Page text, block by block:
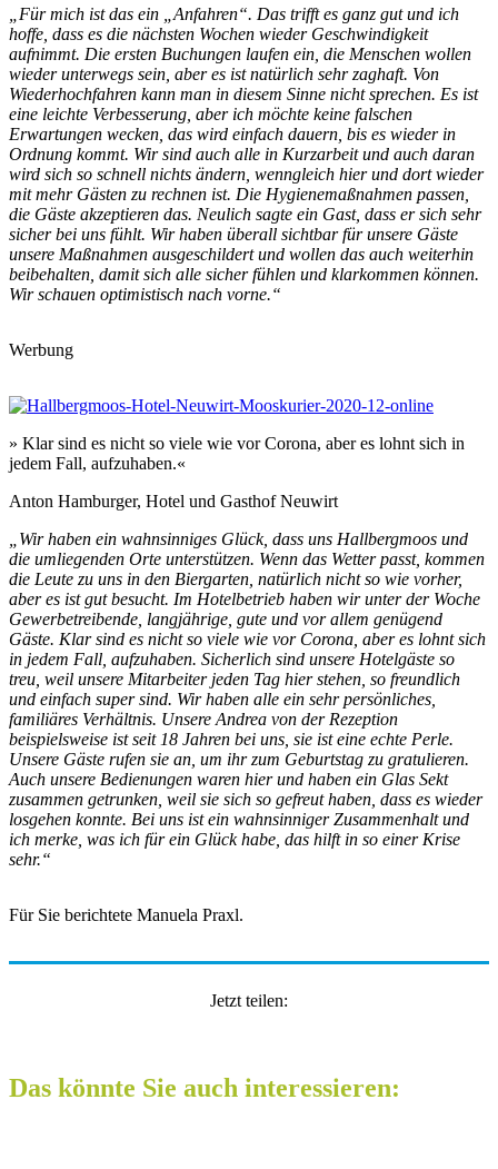
„Für mich ist das ein „Anfahren“. Das trifft es ganz gut und ich
hoffe, dass es die nächsten Wochen wieder Geschwindigkeit
aufnimmt. Die ersten Buchungen laufen ein, die Menschen wollen
wieder unterwegs sein, aber es ist natürlich sehr zaghaft. Von
Wiederhochfahren kann man in diesem Sinne nicht sprechen. Es ist
eine leichte Verbesserung, aber ich möchte keine falschen
Erwartungen wecken, das wird einfach dauern, bis es wieder in
Ordnung kommt. Wir sind auch alle in Kurzarbeit und auch daran
wird sich so schnell nichts ändern, wenngleich hier und dort wieder
mit mehr Gästen zu rechnen ist. Die Hygienemaßnahmen passen,
die Gäste akzeptieren das. Neulich sagte ein Gast, dass er sich sehr
sicher bei uns fühlt. Wir haben überall sichtbar für unsere Gäste
unsere Maßnahmen ausgeschildert und wollen das auch weiterhin
beibehalten, damit sich alle sicher fühlen und klarkommen können.
Wir schauen optimistisch nach vorne.“
Werbung
» Klar sind es nicht so viele wie vor Corona, aber es lohnt sich in
jedem Fall, aufzuhaben.«
Anton Hamburger, Hotel und Gasthof Neuwirt
„Wir haben ein wahnsinniges Glück, dass uns Hallbergmoos und
die umliegenden Orte unterstützen. Wenn das Wetter passt, kommen
die Leute zu uns in den Biergarten, natürlich nicht so wie vorher,
aber es ist gut besucht. Im Hotelbetrieb haben wir unter der Woche
Gewerbetreibende, langjährige, gute und vor allem genügend
Gäste. Klar sind es nicht so viele wie vor Corona, aber es lohnt sich
in jedem Fall, aufzuhaben. Sicherlich sind unsere Hotelgäste so
treu, weil unsere Mitarbeiter jeden Tag hier stehen, so freundlich
und einfach super sind. Wir haben alle ein sehr persönliches,
familiäres Verhältnis. Unsere Andrea von der Rezeption
beispielsweise ist seit 18 Jahren bei uns, sie ist eine echte Perle.
Unsere Gäste rufen sie an, um ihr zum Geburtstag zu gratulieren.
Auch unsere Bedienungen waren hier und haben ein Glas Sekt
zusammen getrunken, weil sie sich so gefreut haben, dass es wieder
losgehen konnte. Bei uns ist ein wahnsinniger Zusammenhalt und
ich merke, was ich für ein Glück habe, das hilft in so einer Krise
sehr.“
Für Sie berichtete Manuela Praxl.
Jetzt teilen:
Das könnte Sie auch interessieren: